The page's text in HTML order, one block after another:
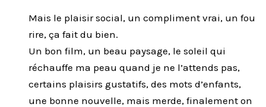
Mais le plaisir social, un compliment vrai, un fou
rire, ça fait du bien.
Un bon film, un beau paysage, le soleil qui
réchauffe ma peau quand je ne l’attends pas,
certains plaisirs gustatifs, des mots d’enfants,
une bonne nouvelle, mais merde, finalement on